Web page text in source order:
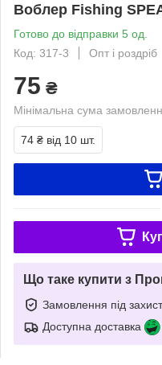
Воблер Fishing
Готово до відправки 5 од.
Код: 317-3
Опт і роздріб
75 ₴
Мінімальна сума
74 ₴ від 10 шт.
Що таке купити з
Замовлення під
Доступна доставка